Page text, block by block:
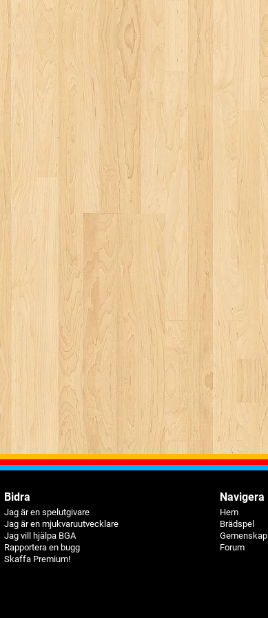
Bidra
Jag är en spelutgivare
Jag är en mjukvaruutvecklare
Jag vill hjälpa BGA
Rapportera en bugg
Skaffa Premium!
Navigera
Hem
Brädspel
Gemenskap
Forum